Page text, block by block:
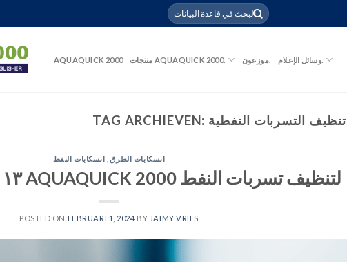
AQUAQUICK 2000 منتجات AQUAQUICK 2000. موزعون. وسائل الإعلام.
TAG ARCHIEVEN: تنظيف التسربات النفطية
انسكابات الطرق انسكابات النفط
١٣ سببًا يجعلك تختار AQUAQUICK 2000 لتنظيف تسربات النفط
POSTED ON FEBRUARI 1, 2024 BY JAIMY VRIES